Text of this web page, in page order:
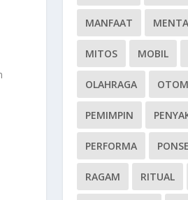
MANFAAT
MITOS MOBIL
OLAHRAGA
PEMIMPIN
PERFORMA
RAGAM RITUAL